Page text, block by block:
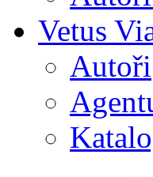
Vetus
Autoři